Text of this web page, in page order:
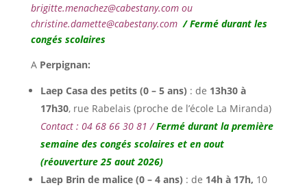
brigitte.menachez@cabestany.com ou
christine.damette@cabestany.com / Fermé durant les
congés scolaires
A Perpignan:
Laep Casa des petits (0 – 5 ans) : de 13h30 à
17h30, rue Rabelais (proche de l’école La Miranda)
Contact : 04 68 66 30 81 /Fermé durant la première
semaine des congés scolaires et en aout
(réouverture 25 aout 2026)
Laep Brin de malice (0 – 4 ans) : de 14h à 17h, 10